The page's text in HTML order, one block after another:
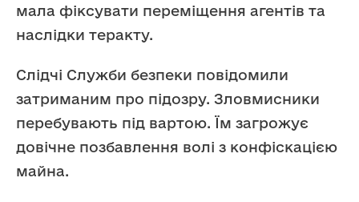
мала фіксувати переміщення агентів та
наслідки теракту.
Слідчі Служби безпеки повідомили
затриманим про підозру. Зловмисники
перебувають під вартою. Їм загрожує
довічне позбавлення волі з конфіскацією
майна.